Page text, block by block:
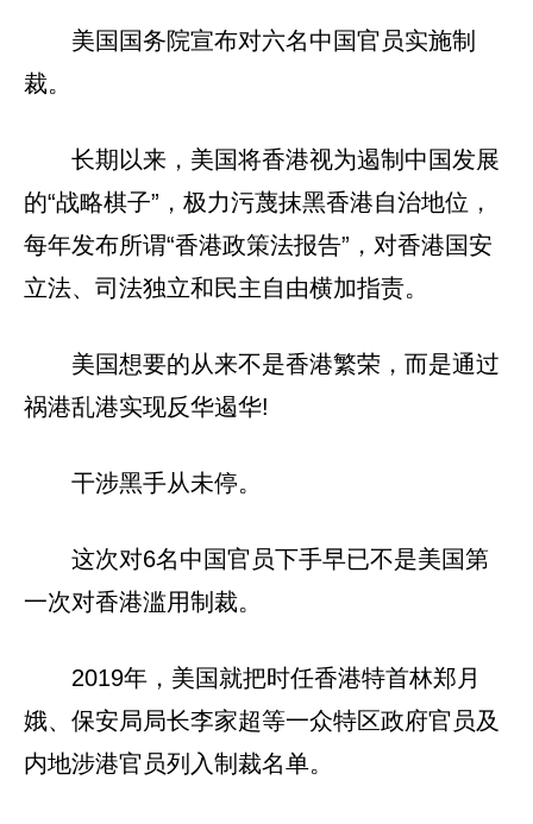
美国国务院宣布对六名中国官员实施制
裁。
长期以来，美国将香港视为遏制中国发展
的“战略棋子”，极力污蔑抹黑香港自治地位，
每年发布所谓“香港政策法报告”，对香港国安
立法、司法独立和民主自由横加指责。
美国想要的从来不是香港繁荣，而是通过
祸港乱港实现反华遏华!
干涉黑手从未停。
这次对6名中国官员下手早已不是美国第
一次对香港滥用制裁。
2019年，美国就把时任香港特首林郑月
娥、保安局局长李家超等一众特区政府官员及
内地涉港官员列入制裁名单。